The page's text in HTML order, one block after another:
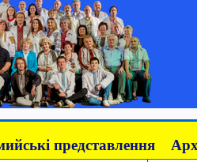
представлення